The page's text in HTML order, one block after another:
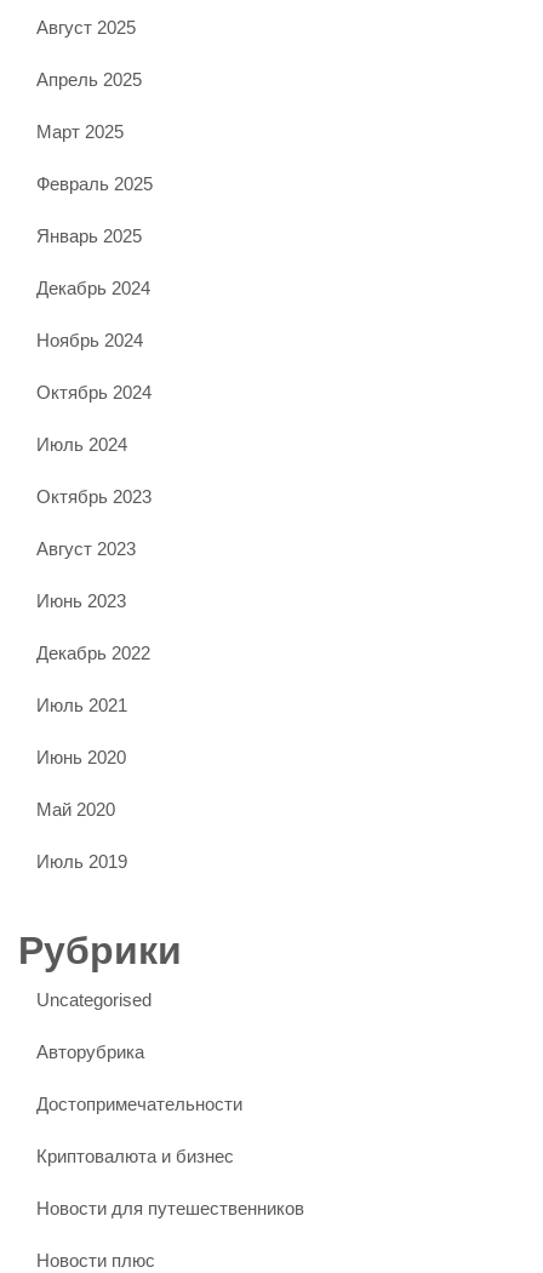
Август 2025
Апрель 2025
Март 2025
Февраль 2025
Январь 2025
Декабрь 2024
Ноябрь 2024
Октябрь 2024
Июль 2024
Октябрь 2023
Август 2023
Июнь 2023
Декабрь 2022
Июль 2021
Июнь 2020
Май 2020
Июль 2019
Рубрики
Uncategorised
Авторубрика
Достопримечательности
Криптовалюта и бизнес
Новости для путешественников
Новости плюс